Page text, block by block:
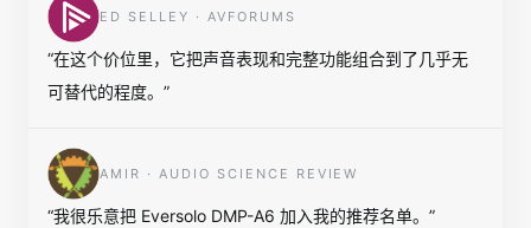
ED SELLEY · AVFORUMS
“在这个价位里，它把声音表现和完整功能组合到了几乎无
可替代的程度。 ”
AMIR · AUDIO SCIENCE REVIEW
“我很乐意把 Eversolo DMP-A6 加入我的推荐名单。 ”